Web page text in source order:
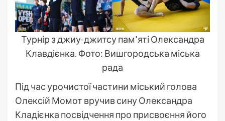
Турнір з джиу-джитсу пам’яті Олександра
Клавдієнка. Фото: Вишгородська міська
рада
Під час урочистої частини міський голова
Олексій Момот вручив сину Олександра
Кладієнка посвідчення про присвоєння його